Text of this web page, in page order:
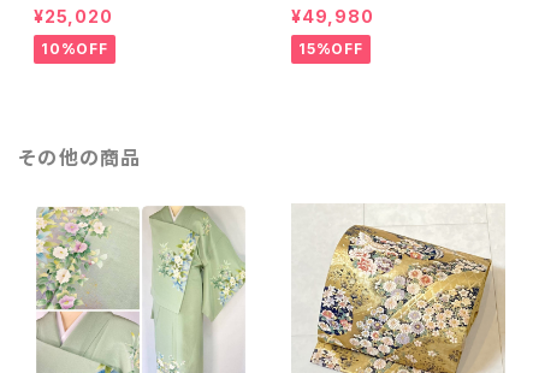
着 鹿の子絞り ラメ 正絹 黒 白
グレー 1435
¥25,020
10%OFF
正絹 訪問着 水色 黄緑 白 パス
テルカラー 1431
¥49,980
15%OFF
その他の商品